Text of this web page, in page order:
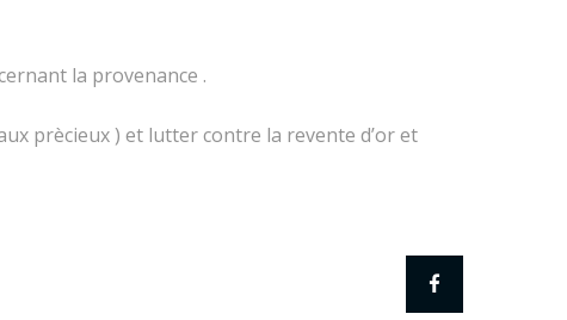
la provenance .
prècieux ) et lutter contre la revente d’or et